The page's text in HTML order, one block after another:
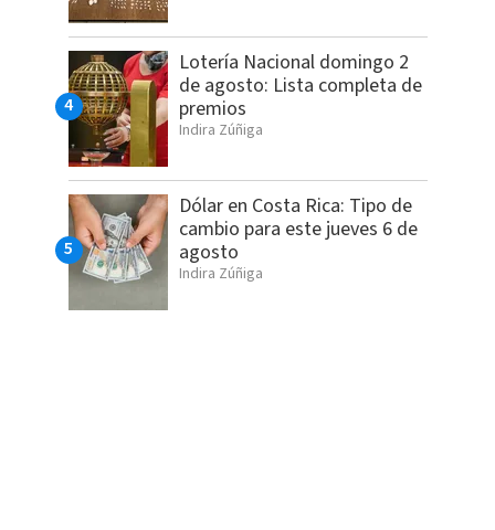
Lotería Nacional domingo 2
de agosto: Lista completa de
premios
Indira Zúñiga
Dólar en Costa Rica: Tipo de
cambio para este jueves 6 de
agosto
Indira Zúñiga